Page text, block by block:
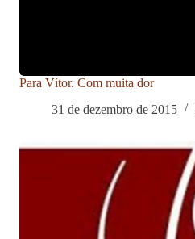
Para Vítor. Com muita dor
31 de dezembro de 2015